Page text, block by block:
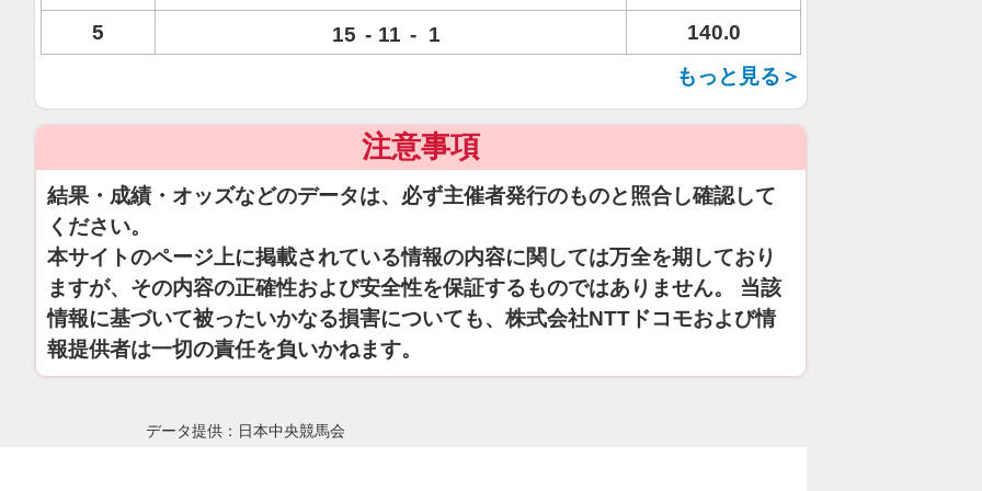
5
15 - 11 - 1
140.0
もっと見る＞
注意事項
結果・成績・オッズなどのデータは、必ず主催者発行のものと照合し確認して
ください。
本サイトのページ上に掲載されている情報の内容に関しては万全を期しており
ますが、その内容の正確性および安全性を保証するものではありません。 当該
情報に基づいて被ったいかなる損害についても、株式会社NTTドコモおよび情
報提供者は一切の責任を負いかねます。
データ提供：日本中央競馬会